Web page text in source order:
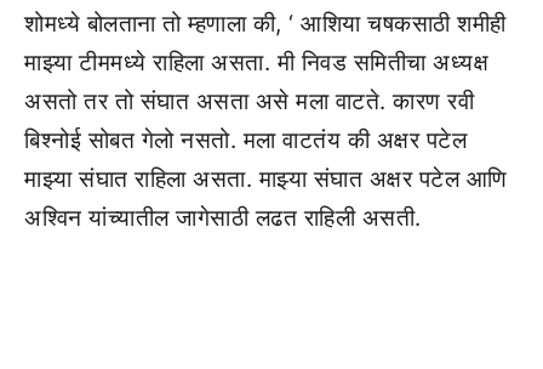
शोमध्ये बोलताना तो म्हणाला की, ‘ आशिया चषकसाठी शमीही
माझ्या टीममध्ये राहिला असता. मी निवड समितीचा अध्यक्ष
असतो तर तो संघात असता असे मला वाटते. कारण रवी
बिश्नोई सोबत गेलो नसतो. मला वाटतंय की अक्षर पटेल
माझ्या संघात राहिला असता. माझ्या संघात अक्षर पटेल आणि
अश्विन यांच्यातील जागेसाठी लढत राहिली असती.